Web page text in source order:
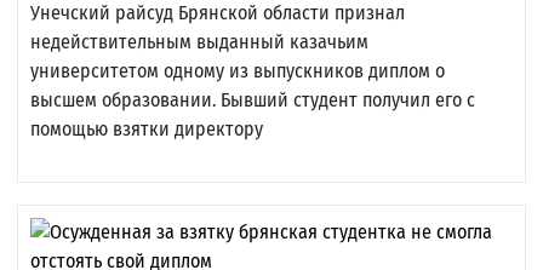
Унечский райсуд Брянской области признал
недействительным выданный казачьим
университетом одному из выпускников диплом о
высшем образовании. Бывший студент получил его с
помощью взятки директору